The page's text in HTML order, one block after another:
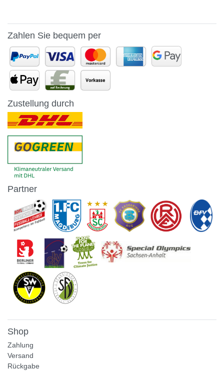
Zahlen Sie bequem per
Zustellung durch
Partner
Shop
Zahlung
Versand
Rückgabe